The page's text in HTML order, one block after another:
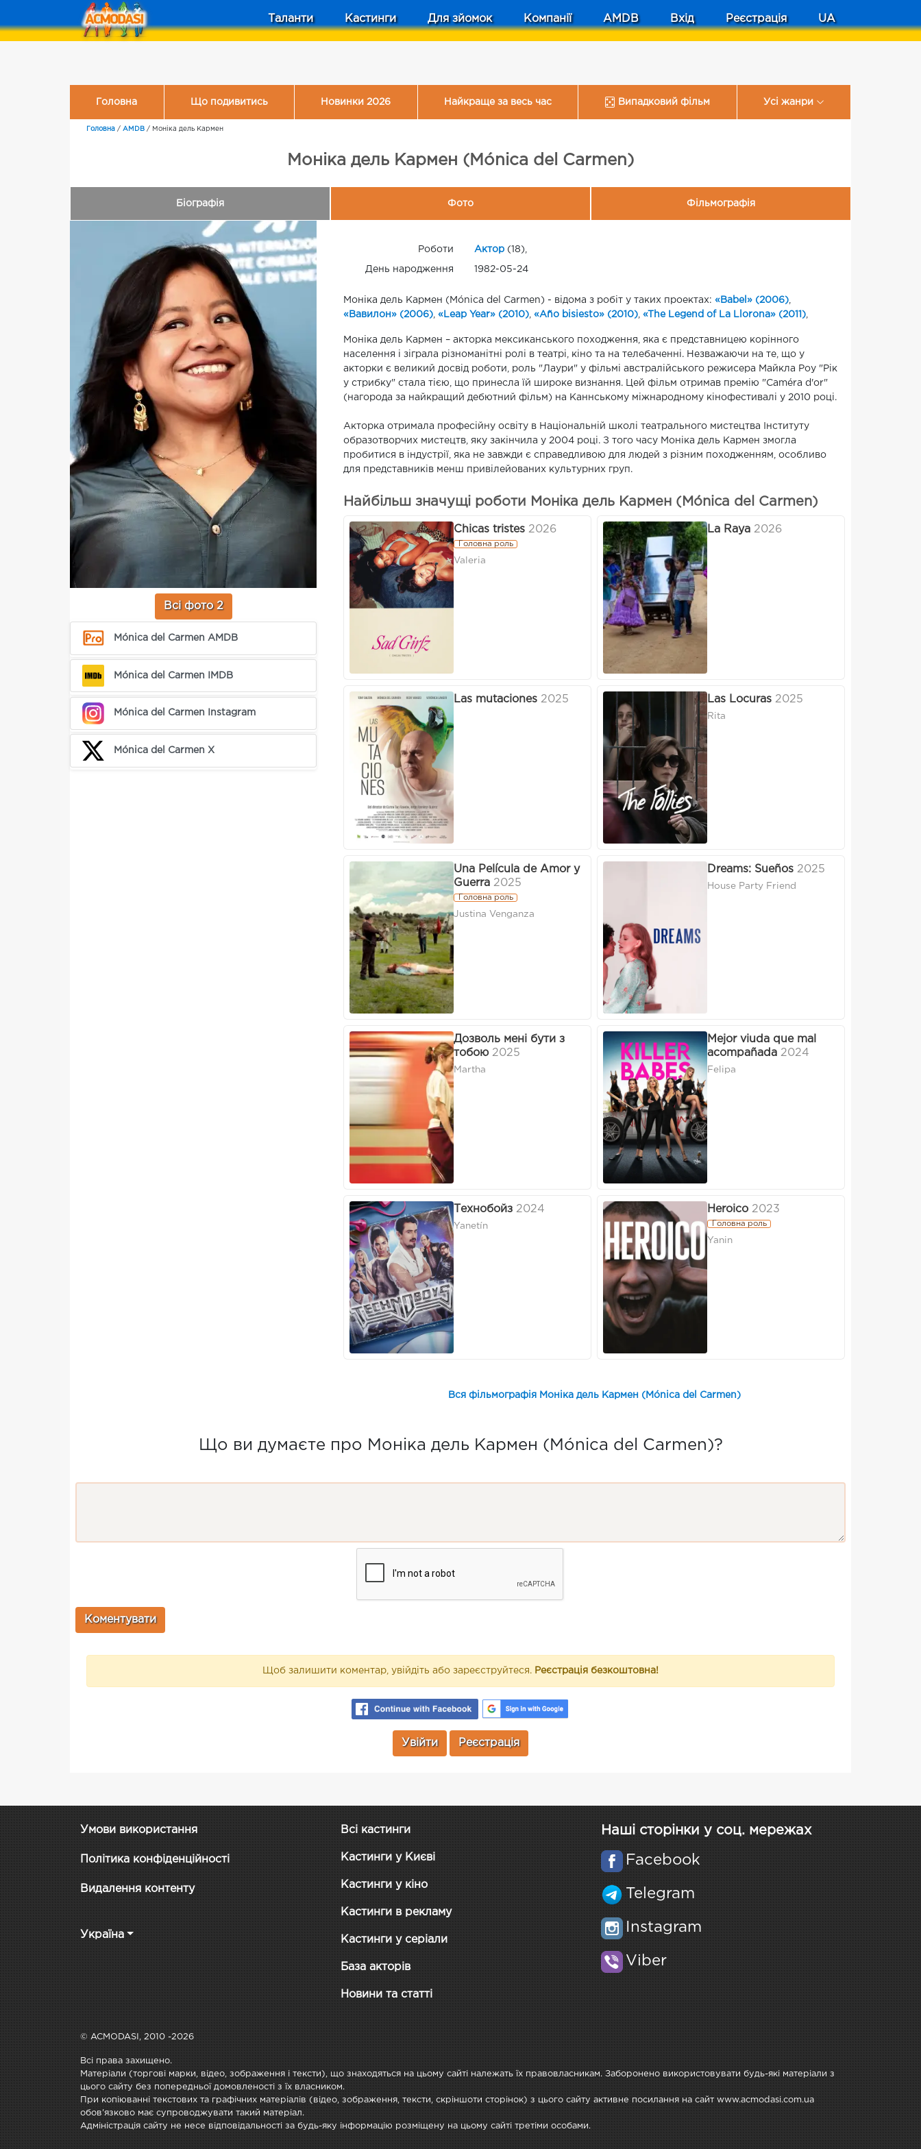
Таланти Кастинги Для зйомок Компанії AMDB Вхід Реєстрація UA
Головна Що подивитись Новинки 2026 Найкраще за весь час Випадковий фільм Усі жанри
Головна / AMDB / Моніка дель Кармен
Моніка дель Кармен (Mónica del Carmen)
Біографія Фото Фільмографія
Всі фото 2
Mónica del Carmen AMDB
Mónica del Carmen IMDB
Mónica del Carmen Instagram
Mónica del Carmen X
Роботи Актор(18),
День народження 1982-05-24
Моніка дель Кармен (Mónica del Carmen) - відома з робіт у таких проектах: «Babel» (2006)
«Вавилон» (2006) «Leap Year» (2010) «Año bisiesto» (2010) «The Legend of La Llorona» (2011)
Моніка дель Кармен – акторка мексиканського походження, яка є представницею корінного
населення і зіграла різноманітні ролі в театрі, кіно та на телебаченні. Незважаючи на те, що у
акторки є великий досвід роботи, роль "Лаури" у фільмі австралійського режисера Майкла Роу "Рік
у стрибку" стала тією, що принесла їй широке визнання. Цей фільм отримав премію "Caméra d'or"
(нагорода за найкращий дебютний фільм) на Каннському міжнародному кінофестивалі у 2010 році.
Акторка отримала професійну освіту в Національній школі театрального мистецтва Інституту
образотворчих мистецтв, яку закінчила у 2004 році. З того часу Моніка дель Кармен змогла
пробитися в індустрії, яка не завжди є справедливою для людей з різним походженням, особливо
для представників менш привілейованих культурних груп.
Найбільш значущі роботи Моніка дель Кармен (Mónica del Carmen)
Chicas tristes 2026
Головна роль
Valeria
La Raya 2026
Las mutaciones 2025 Las Locuras 2025
Rita
Una Película de Amor y
Guerra 2025
Головна роль
Justina Venganza
Dreams: Sueños 2025
House Party Friend
Дозволь мені бути з
тобою 2025
Martha
Mejor viuda que mal
acompañada 2024
Felipa
Технобойз 2024
Yanetín
Heroico 2023
Головна роль
Yanin
Вся фільмографія Моніка дель Кармен (Mónica del Carmen)
Що ви думаєте про Моніка дель Кармен (Mónica del Carmen)?
Щоб залишити коментар, увійдіть або зареєструйтеся. Реєстрація безкоштовна!
Увійти Реєстрація
Умови використання
Політика конфіденційності
Видалення контенту
Україна
Всі кастинги
Кастинги у Києві
Кастинги у кіно
Кастинги в рекламу
Кастинги у серіали
База акторів
Новини та статті
Наші сторінки у соц. мережах
Facebook
Telegram
Instagram
Viber
© ACMODASI, 2010 -2026
Всі права захищено.
Матеріали (торгові марки, відео, зображення і тексти), що знаходяться на цьому сайті належать їх правовласникам. Заборонено використовувати будь-які матеріали з
цього сайту без попередньої домовленості з їх власником.
При копіюванні текстових та графічних матеріалів (відео, зображення, тексти, скріншоти сторінок) з цього сайту активне посилання на сайт www.acmodasi.com.ua
обов'язково має супроводжувати такий матеріал.
Адміністрація сайту не несе відповідальності за будь-яку інформацію розміщену на цьому сайті третіми особами.